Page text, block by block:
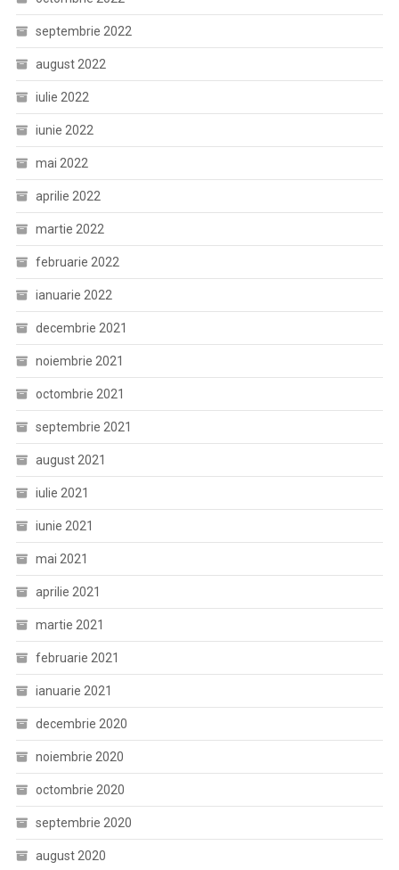
septembrie 2022
august 2022
iulie 2022
iunie 2022
mai 2022
aprilie 2022
martie 2022
februarie 2022
ianuarie 2022
decembrie 2021
noiembrie 2021
octombrie 2021
septembrie 2021
august 2021
iulie 2021
iunie 2021
mai 2021
aprilie 2021
martie 2021
februarie 2021
ianuarie 2021
decembrie 2020
noiembrie 2020
octombrie 2020
septembrie 2020
august 2020